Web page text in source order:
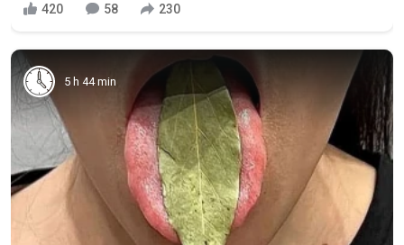
420 58 230
5 h 44 min